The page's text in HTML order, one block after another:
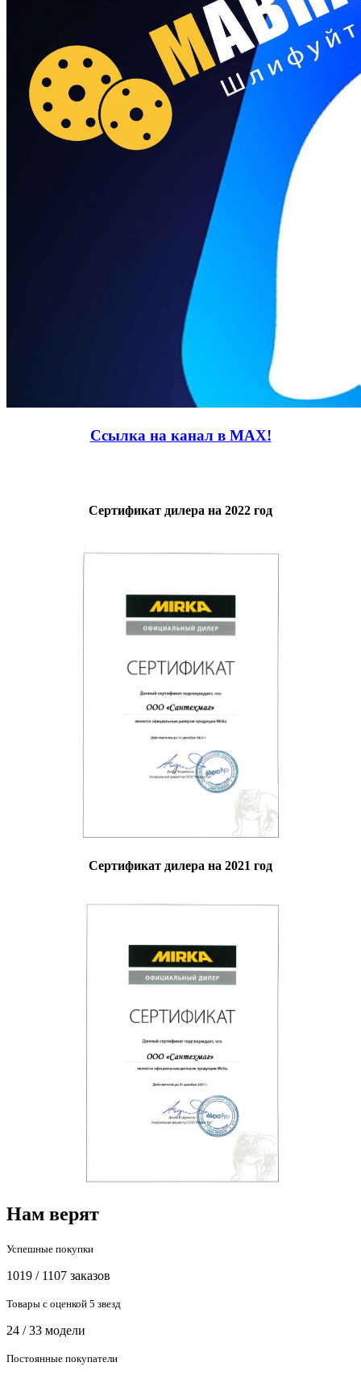
Ссылка на канал в MAX!
Сертификат дилера на 2022 год
Сертификат дилера на 2021 год
Нам верят
Успешные покупки
1019 / 1107 заказов
Товары с оценкой 5 звезд
24 / 33 модели
Постоянные покупатели